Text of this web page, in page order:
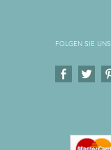
FOLGEN SIE UNS